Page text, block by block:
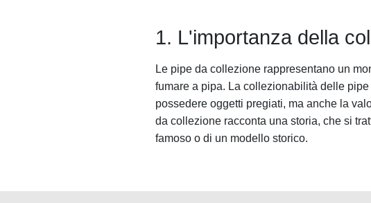
1. L'importanza della
Le pipe da collezione rappresentano un
fumare a pipa. La collezionabilità delle
possedere oggetti pregiati, ma anche la
da collezione racconta una storia, che si
famoso o di un modello storico.